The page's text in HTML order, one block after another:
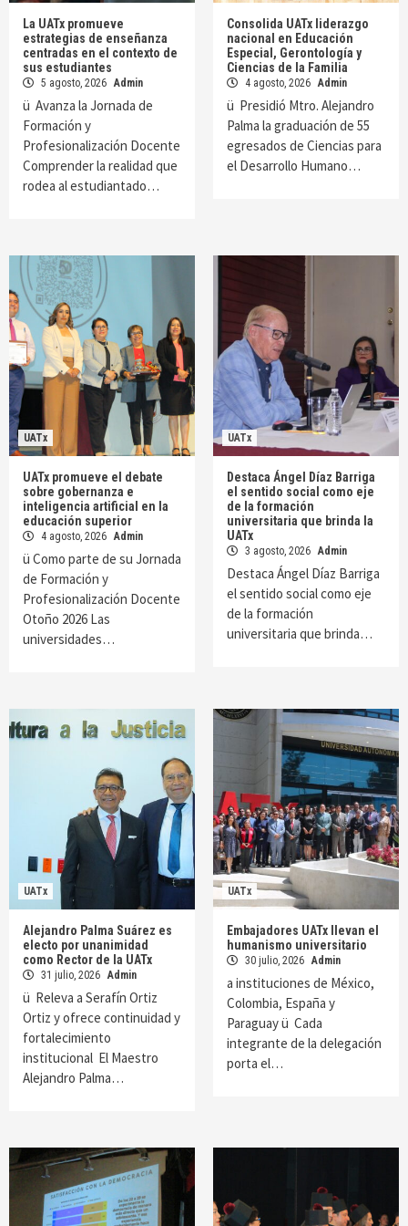
La UATx promueve
estrategias de enseñanza
centradas en el contexto de
sus estudiantes
5 agosto, 2026 Admin
ü Avanza la Jornada de
Formación y
Profesionalización Docente
Comprender la realidad que
rodea al estudiantado…
Consolida UATx liderazgo
nacional en Educación
Especial, Gerontología y
Ciencias de la Familia
4 agosto, 2026 Admin
ü Presidió Mtro. Alejandro
Palma la graduación de 55
egresados de Ciencias para
el Desarrollo Humano…
UATx
UATx promueve el debate
sobre gobernanza e
inteligencia artificial en la
educación superior
4 agosto, 2026 Admin
ü Como parte de su Jornada
de Formación y
Profesionalización Docente
Otoño 2026 Las
universidades…
UATx
Destaca Ángel Díaz Barriga
el sentido social como eje
de la formación
universitaria que brinda la
UATx
3 agosto, 2026 Admin
Destaca Ángel Díaz Barriga
el sentido social como eje
de la formación
universitaria que brinda…
UATx
Alejandro Palma Suárez es
electo por unanimidad
como Rector de la UATx
31 julio, 2026 Admin
ü Releva a Serafín Ortiz
Ortiz y ofrece continuidad y
fortalecimiento
institucional El Maestro
Alejandro Palma…
UATx
Embajadores UATx llevan el
humanismo universitario
30 julio, 2026 Admin
a instituciones de México,
Colombia, España y
Paraguay ü Cada
integrante de la delegación
porta el…